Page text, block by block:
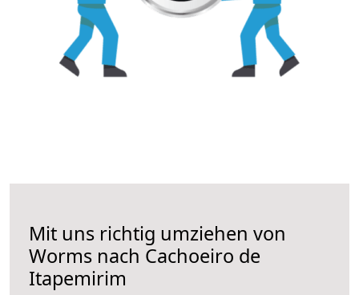
Mit uns richtig umziehen von
Worms nach Cachoeiro de
Itapemirim